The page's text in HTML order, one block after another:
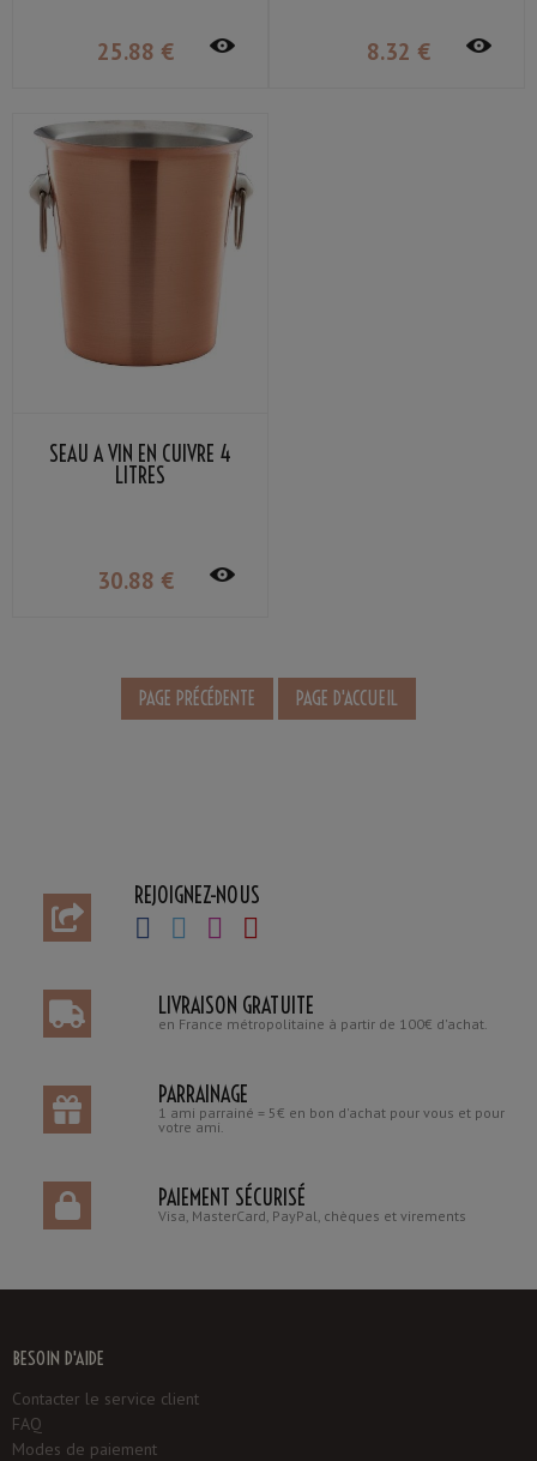
25.88 € 8.32 €
SEAU À VIN EN CUIVRE 4
LITRES
30.88 €
REJOIGNEZ-NOUS
LIVRAISON GRATUITE
en France métropolitaine à partir de 100€ d'achat.
PARRAINAGE
1 ami parrainé = 5€ en bon d'achat pour vous et pour
votre ami.
PAIEMENT SÉCURISÉ
Visa, MasterCard, PayPal, chèques et virements
BESOIN D'AIDE
Contacter le service client
FAQ
Modes de paiement